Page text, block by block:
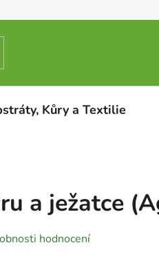
Kůry a Textilie
a ježatce
hodnocení